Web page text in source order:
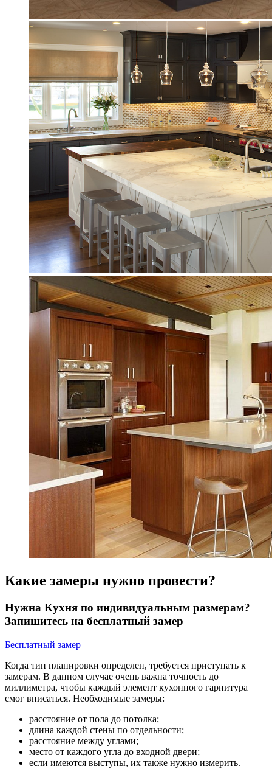
Какие замеры нужно провести?
Нужна Кухня по индивидуальным размерам?
Запишитесь на бесплатный замер
Бесплатный замер
Когда тип планировки определен, требуется приступать к
замерам. В данном случае очень важна точность до
миллиметра, чтобы каждый элемент кухонного гарнитура
смог вписаться. Необходимые замеры:
расстояние от пола до потолка;
длина каждой стены по отдельности;
расстояние между углами;
место от каждого угла до входной двери;
если имеются выступы, их также нужно измерить.